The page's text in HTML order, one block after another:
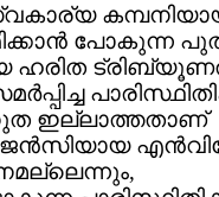
പോകുന്ന
ഹരിത
ഇല്ലാത്തതാണ്